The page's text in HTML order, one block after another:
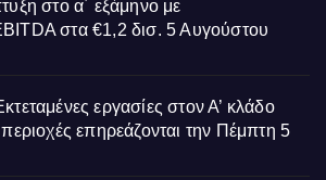
στο α΄ εξάμηνο με
στα €1,2 δισ. 5 Αυγούστου
εργασίες στον Α’ κλάδο
επηρεάζονται την Πέμπτη 5